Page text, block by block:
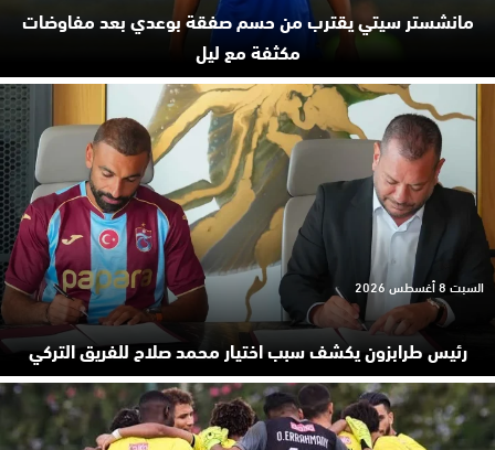
مانشستر سيتي يقترب من حسم صفقة بوعدي بعد مفاوضات
مكثفة مع ليل
رئيس طرابزون يكشف سبب اختيار محمد صلاح للفريق التركي
السبت 8 أغسطس 2026